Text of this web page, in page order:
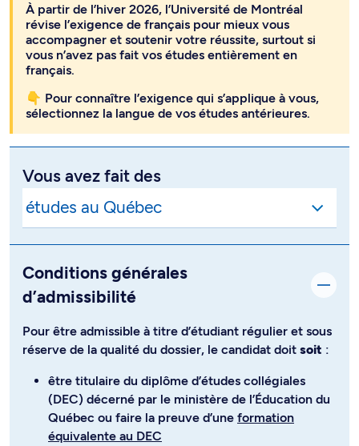
À partir de l’hiver 2026, l’Université de Montréal
révise l’exigence de français pour mieux vous
accompagner et soutenir votre réussite, surtout si
vous n’avez pas fait vos études entièrement en
français.
👇 Pour connaître l’exigence qui s’applique à vous,
sélectionnez la langue de vos études antérieures.
Vous avez fait des
Conditions générales
d’admissibilité
Pour être admissible à titre d’étudiant régulier et sous
réserve de la qualité du dossier, le candidat doit soit :
être titulaire du diplôme d’études collégiales
(DEC) décerné par le ministère de l’Éducation du
Québec ou faire la preuve d’une formation
équivalente au DEC